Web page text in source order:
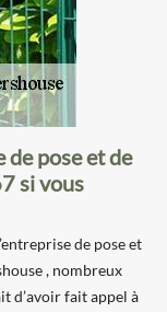
de pose et de
si vous
de pose et
, nombreux
d’avoir fait appel à